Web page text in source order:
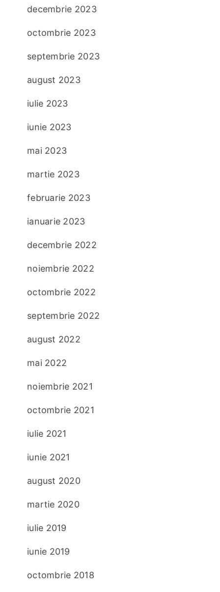
decembrie 2023
octombrie 2023
septembrie 2023
august 2023
iulie 2023
iunie 2023
mai 2023
martie 2023
februarie 2023
ianuarie 2023
decembrie 2022
noiembrie 2022
octombrie 2022
septembrie 2022
august 2022
mai 2022
noiembrie 2021
octombrie 2021
iulie 2021
iunie 2021
august 2020
martie 2020
iulie 2019
iunie 2019
octombrie 2018